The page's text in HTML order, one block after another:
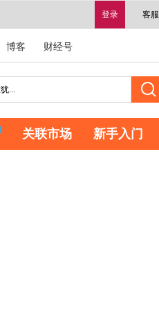
登录 客服
博客 财经号
关联市场 新手入门